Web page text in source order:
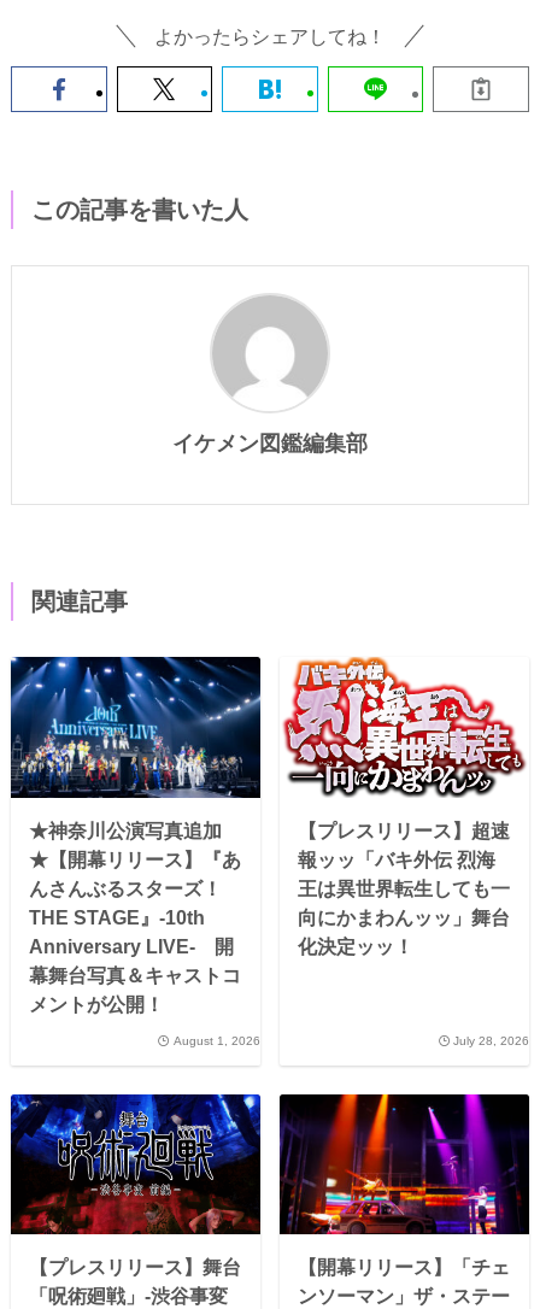
よかったらシェアしてね！
この記事を書いた人
イケメン図鑑編集部
関連記事
★神奈川公演写真追加
★【開幕リリース】『あ
んさんぶるスターズ！
THE STAGE』-10th
Anniversary LIVE- 開
幕舞台写真＆キャストコ
メントが公開！
August 1, 2026
【プレスリリース】超速
報ッッ「バキ外伝 烈海
王は異世界転生しても一
向にかまわんッッ」舞台
化決定ッッ！
July 28, 2026
【プレスリリース】舞台
「呪術廻戦」-渋谷事変
【開幕リリース】「チェ
ンソーマン」ザ・ステー